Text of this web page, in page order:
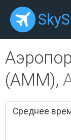
(AMM),
Среднее